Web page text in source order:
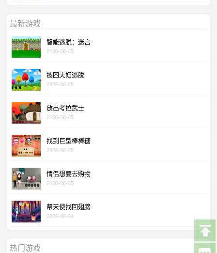
最新游戏
智能逃脱：迷宫
2026-08-05
被困夫妇逃脱
2026-08-05
放出考拉武士
2026-08-05
找到巨型棒棒糖
2026-08-05
情侣想要去购物
2026-08-05
帮天使找回翅膀
2026-08-04
热门游戏